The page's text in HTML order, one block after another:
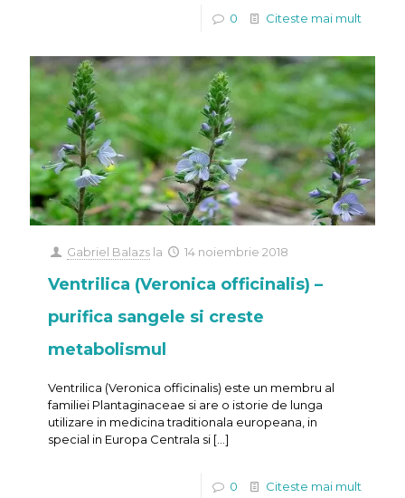
0 Citeste mai mult
Gabriel Balazs la 14 noiembrie 2018
Ventrilica (Veronica officinalis) –
purifica sangele si creste
metabolismul
Ventrilica (Veronica officinalis) este un membru al
familiei Plantaginaceae si are o istorie de lunga
utilizare in medicina traditionala europeana, in
special in Europa Centrala si […]
0 Citeste mai mult